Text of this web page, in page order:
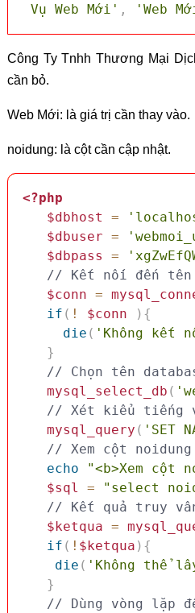
Vụ Web Mới' , 'Web
Công Ty Tnhh Thương Mại
cần bỏ.
Web Mới: là giá trị cần thay vào.
noidung: là cột cần cập nhật.
<?php
$dbhost
=
$dbuser =
$dbpass
=
// Kết nối đến tên
$conn =
if ( ! $conn ) {
die ( 'Không kết
}
// Chọn tên
mysql_select_db (
// Xét kiểu tiếng
mysql_query ( 'SET
// Xem cột noidung
echo
"<b>Xem cột
$sql
=
"select
// Kết quả truy
$ketqua =
if ( ! $ketqua ) {
die ( 'Không thể
}